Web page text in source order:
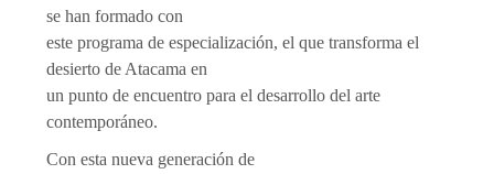
se han formado con
este programa de especialización, el que transforma el
desierto de Atacama en
un punto de encuentro para el desarrollo del arte
contemporáneo.
Con esta nueva generación de